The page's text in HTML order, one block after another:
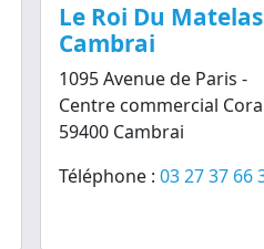
Le Roi Du Matelas
Cambrai
1095 Avenue de Paris -
Centre commercial Cora
59400 Cambrai
Téléphone : 03 27 37 66